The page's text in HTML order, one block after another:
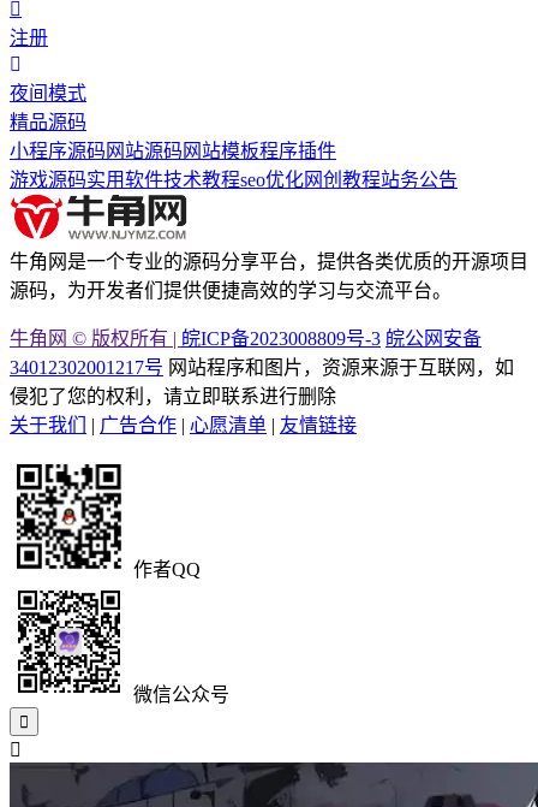
注册
夜间模式
精品源码
小程序源码 网站源码 网站模板程序插件
游戏源码实用软件技术教程seo优化网创教程站务公告
牛角网是一个专业的源码分享平台，提供各类优质的开源项目
源码，为开发者们提供便捷高效的学习与交流平台。
牛角网 © 版权所有 | 皖ICP备2023008809号-3 皖公网安备
34012302001217号 网站程序和图片，资源来源于互联网，如
侵犯了您的权利，请立即联系进行删除
关于我们
| 广告合作 | 心愿清单 | 友情链接
作者QQ
微信公众号